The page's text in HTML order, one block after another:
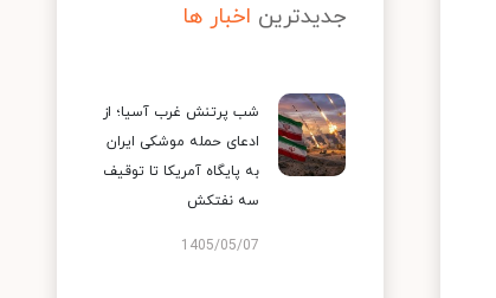
جدیدترین اخبار ها
شب پرتنش غرب آسیا؛ از
ادعای حمله موشکی ایران
به پایگاه آمریکا تا توقیف
سه نفتکش
1405/05/07